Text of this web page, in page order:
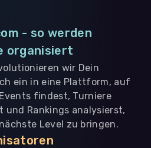
- so werden
organisiert
wir Dein
ein in eine Plattform, auf
findest, Turniere
Rankings analysierst,
Level zu bringen.